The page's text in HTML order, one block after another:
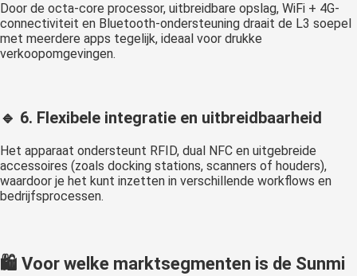
Door de octa-core processor, uitbreidbare opslag, WiFi + 4G-
connectiviteit en Bluetooth-ondersteuning draait de L3 soepel
met meerdere apps tegelijk, ideaal voor drukke
verkoopomgevingen.
🔹 6. Flexibele integratie en uitbreidbaarheid
Het apparaat ondersteunt RFID, dual NFC en uitgebreide
accessoires (zoals docking stations, scanners of houders),
waardoor je het kunt inzetten in verschillende workflows en
bedrijfsprocessen.
🛍️ Voor welke marktsegmenten is de Sunmi